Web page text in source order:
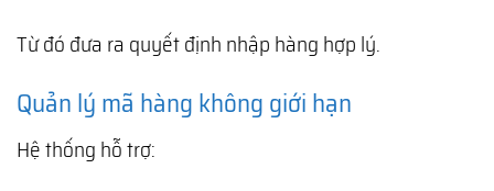
Từ đó đưa ra quyết định nhập hàng hợp lý.
Quản lý mã hàng không giới hạn
Hệ thống hỗ trợ: